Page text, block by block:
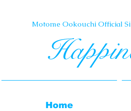
Home
Motome Ookouchi Official